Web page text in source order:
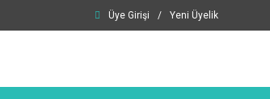
Üye Girişi / Yeni Üyelik